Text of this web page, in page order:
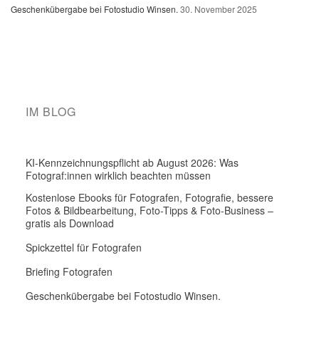
Geschenkübergabe bei Fotostudio Winsen. 30. November 2025
IM BLOG
KI-Kennzeichnungspflicht ab August 2026: Was
Fotograf:innen wirklich beachten müssen
Kostenlose Ebooks für Fotografen, Fotografie, bessere
Fotos & Bildbearbeitung, Foto-Tipps & Foto-Business –
gratis als Download
Spickzettel für Fotografen
Briefing Fotografen
Geschenkübergabe bei Fotostudio Winsen.